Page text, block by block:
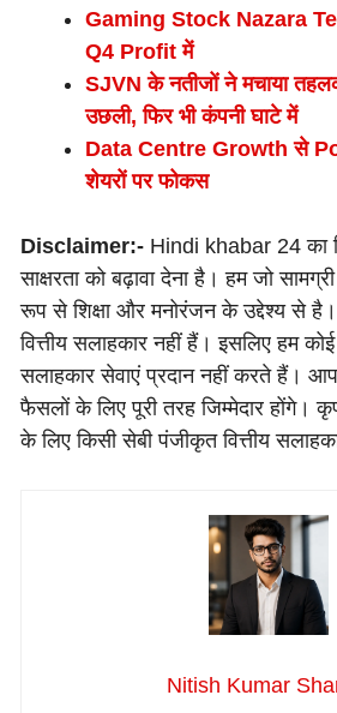
Gaming Stock Nazara
Q4 Profit में
SJVN के नतीजों ने मचाया
उछली, फिर भी कंपनी घाटे में
Data Centre Growth से
शेयरों पर फोकस
Disclaimer:- Hindi khabar 24 का
साक्षरता को बढ़ावा देना है। हम जो
रूप से शिक्षा और मनोरंजन के उद्देश्य से
वित्तीय सलाहकार नहीं हैं। इसलिए हम कोई
सलाहकार सेवाएं प्रदान नहीं करते हैं।
फैसलों के लिए पूरी तरह जिम्मेदार होंगे।
के लिए किसी सेबी पंजीकृत वित्तीय
Nitish Kumar